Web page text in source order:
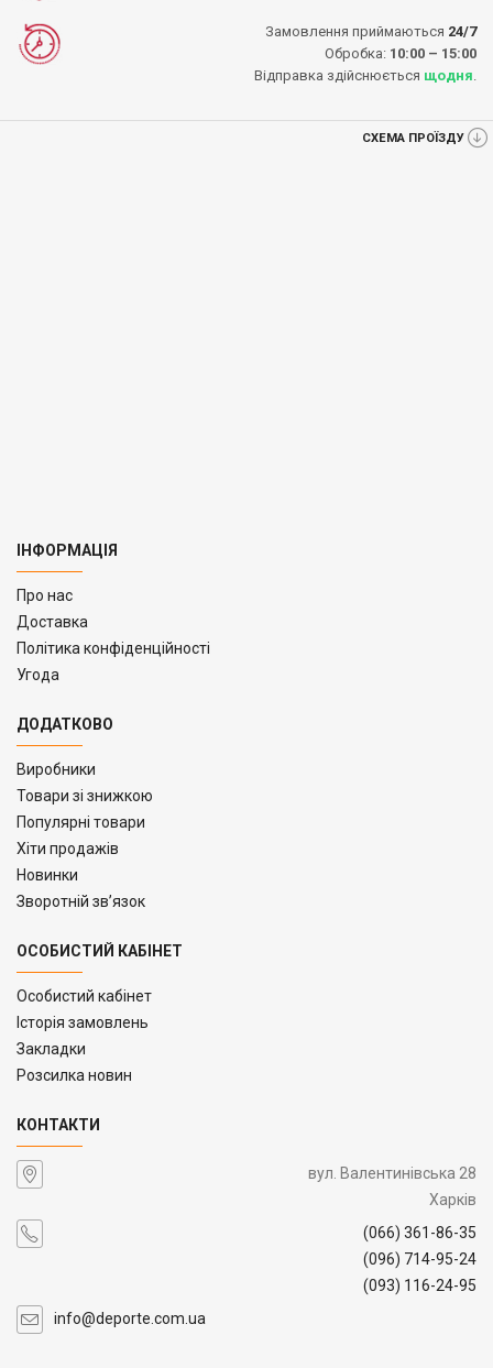
Замовлення приймаються 24/7
Обробка: 10:00 – 15:00
Відправка здійснюється щодня
СХЕМА ПРОЇЗДУ
ІНФОРМАЦІЯ
Про нас
Доставка
Політика конфіденційності
Угода
ДОДАТКОВО
Виробники
Товари зі знижкою
Популярні товари
Хіти продажів
Новинки
Зворотній зв’язок
ОСОБИСТИЙ КАБІНЕТ
Особистий кабінет
Історія замовлень
Закладки
Розсилка новин
КОНТАКТИ
вул. Валентинівська 28
Харків
(066) 361-86-35
(096) 714-95-24
(093) 116-24-95
info@deporte.com.ua